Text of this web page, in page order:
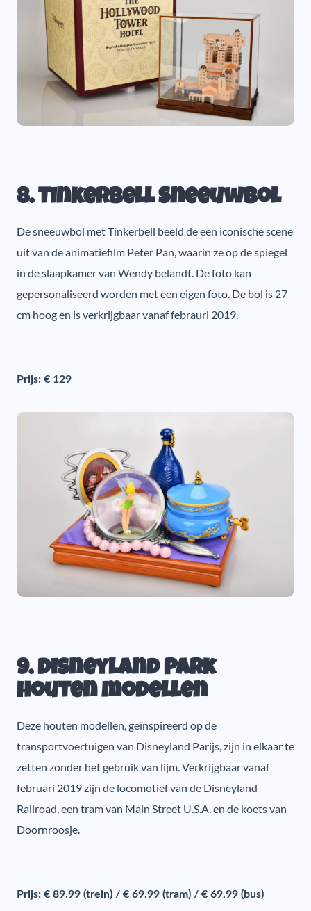
8. Tinkerbell Sneeuwbol
De sneeuwbol met Tinkerbell beeld de een iconische scene
uit van de animatiefilm Peter Pan, waarin ze op de spiegel
in de slaapkamer van Wendy belandt. De foto kan
gepersonaliseerd worden met een eigen foto. De bol is 27
cm hoog en is verkrijgbaar vanaf febrauri 2019.
Prijs: € 129
9. Disneyland Park
houten modellen
Deze houten modellen, geïnspireerd op de
transportvoertuigen van Disneyland Parijs, zijn in elkaar te
zetten zonder het gebruik van lijm. Verkrijgbaar vanaf
februari 2019 zijn de locomotief van de Disneyland
Railroad, een tram van Main Street U.S.A. en de koets van
Doornroosje.
Prijs: € 89.99 (trein) / € 69.99 (tram) / € 69.99 (bus)